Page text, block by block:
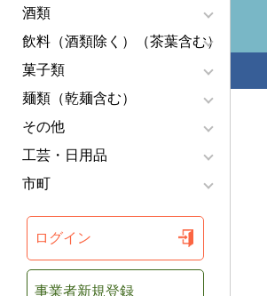
酒類
飲料（酒類除く）（茶葉含む）
菓子類
麺類（乾麺含む）
その他
工芸・日用品
市町
ログイン
事業者新規登録